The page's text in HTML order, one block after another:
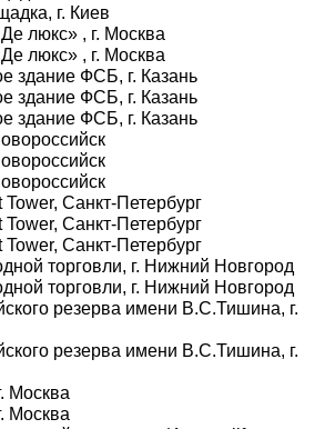
г. Киев
люкс» , г. Москва
люкс» , г. Москва
здание ФСБ, г. Казань
здание ФСБ, г. Казань
здание ФСБ, г. Казань
Tower, Санкт-Петербург
Tower, Санкт-Петербург
Tower, Санкт-Петербург
торговли, г. Нижний Новгород
торговли, г. Нижний Новгород
резерва имени В.С.Тишина, г.
резерва имени В.С.Тишина, г.
Москва
Москва